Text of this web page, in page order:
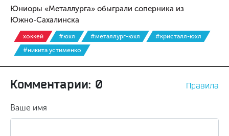
Юниоры «Металлурга» обыграли соперника из
Южно-Сахалинска
хоккей #юхл #металлург-юхл
#кристалл-юхл
#никита устименко
Комментарии: 0 Правила
Ваше имя